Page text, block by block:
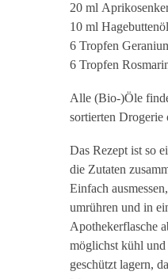
20 ml
10 ml Hagebuttenöl
6 Tropfen
6 Tropfen
Alle (Bio-)Öle
sortierten Drogerie
Das Rezept ist so
die Zutaten
Einfach
umrühren und in
Apothekerflasche
möglichst kühl
geschützt lagern,